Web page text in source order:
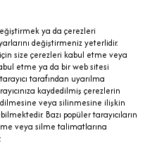
ya da çerezleri
değiştirmeniz yeterlidir.
size çerezleri kabul etme veya
etme ya da bir web sitesi
tarafından uyarılma
kaydedilmiş çerezlerin
veya silinmesine ilişkin
Bazı popüler tarayıcıların
veya silme talimatlarına